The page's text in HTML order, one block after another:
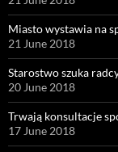
Miasto wystawia na
21 June 2018
Starostwo szuka
20 June 2018
Trwają konsultacje
17 June 2018